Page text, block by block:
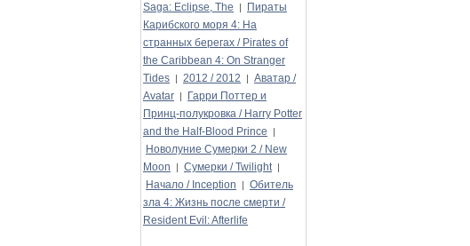
Saga: Eclipse, The
|
Пираты
Карибского моря 4: На
странных берегах / Pirates of
the Caribbean 4: On Stranger
Tides | 2012 / 2012 | Аватар /
Avatar |
Гарри Поттер и
Принц-полукровка / Harry Potter
and the Half-Blood Prince
|
Новолуние Сумерки 2 / New
Moon
| Сумерки / Twilight |
Начало / Inception | Обитель
зла 4: Жизнь после смерти /
Resident Evil: Afterlife